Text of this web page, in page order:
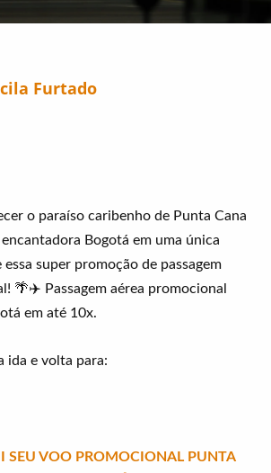
Furtado
o paraíso caribenho de Punta Cana
Bogotá em uma única
super promoção de passagem
🌴✈️ Passagem aérea promocional
em até 10x.
ida e volta para:
SEU VOO PROMOCIONAL PUNTA